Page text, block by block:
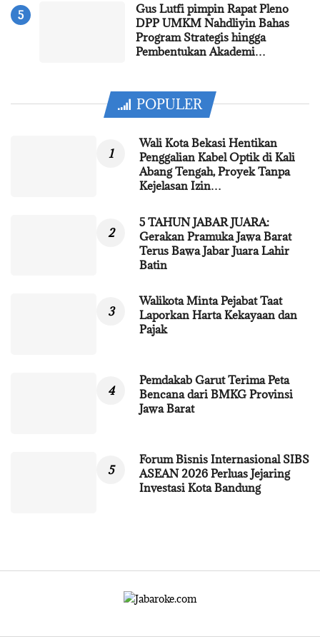
Gus Lutfi pimpin Rapat Pleno
DPP UMKM Nahdliyin Bahas
Program Strategis hingga
Pembentukan Akademi…
POPULER
Wali Kota Bekasi Hentikan
Penggalian Kabel Optik di Kali
Abang Tengah, Proyek Tanpa
Kejelasan Izin…
5 TAHUN JABAR JUARA:
Gerakan Pramuka Jawa Barat
Terus Bawa Jabar Juara Lahir
Batin
Walikota Minta Pejabat Taat
Laporkan Harta Kekayaan dan
Pajak
Pemdakab Garut Terima Peta
Bencana dari BMKG Provinsi
Jawa Barat
Forum Bisnis Internasional SIBS
ASEAN 2026 Perluas Jejaring
Investasi Kota Bandung